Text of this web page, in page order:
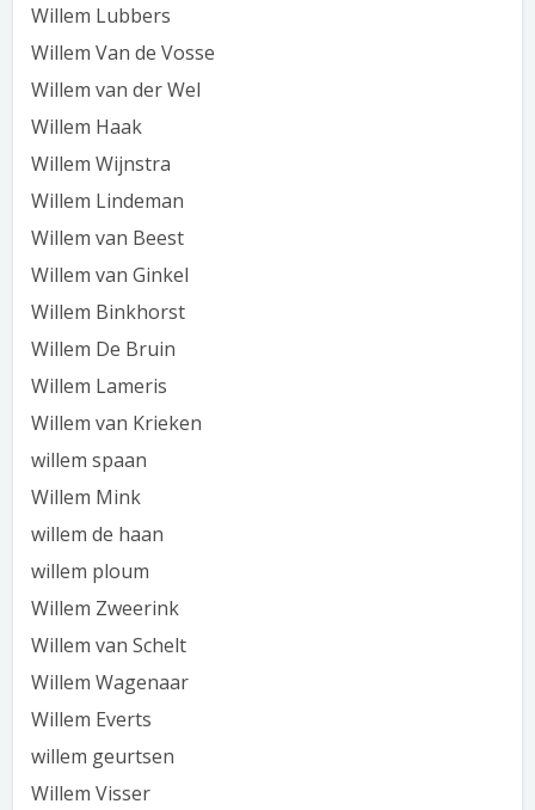
Willem Lubbers
Willem Van de Vosse
Willem van der Wel
Willem Haak
Willem Wijnstra
Willem Lindeman
Willem van Beest
Willem van Ginkel
Willem Binkhorst
Willem De Bruin
Willem Lameris
Willem van Krieken
willem spaan
Willem Mink
willem de haan
willem ploum
Willem Zweerink
Willem van Schelt
Willem Wagenaar
Willem Everts
willem geurtsen
Willem Visser